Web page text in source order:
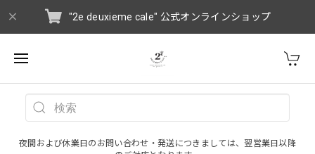
"2e deuxieme cale" 公式オンラインショップ
夜間および休業日のお問い合わせ・発送につきましては、翌営業日以降